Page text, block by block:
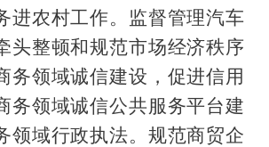
进农村工作。监督管理汽车
头整顿和规范市场经济秩序
务领域诚信建设，促进信用
务领域诚信公共服务平台建
领域行政执法。 规范商贸企